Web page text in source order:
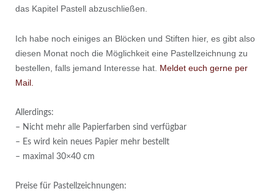
das Kapitel Pastell abzuschließen.
Ich habe noch einiges an Blöcken und Stiften hier, es gibt also
diesen Monat noch die Möglichkeit eine Pastellzeichnung zu
bestellen, falls jemand Interesse hat. Meldet euch gerne per
Mail.
Allerdings:
– Nicht mehr alle Papierfarben sind verfügbar
– Es wird kein neues Papier mehr bestellt
– maximal 30×40 cm
Preise für Pastellzeichnungen: